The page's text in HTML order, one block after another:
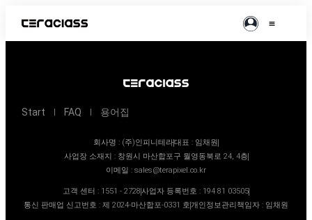
Start FAQ 용어집
회사명 : (주)인피니테라대표 : 임채원
사업장 소재지 : 창원시 마산합포구 월영동북로 24, 4층
이메일 : sales@terapixel.co.kr
고객 센터 : 1551 - 2728사업자 등록번호 : 194 81 03505
통신 판매업 신고번호 : 제 2024-마산합포-0331 호개인정보관리책임자 : 임채원